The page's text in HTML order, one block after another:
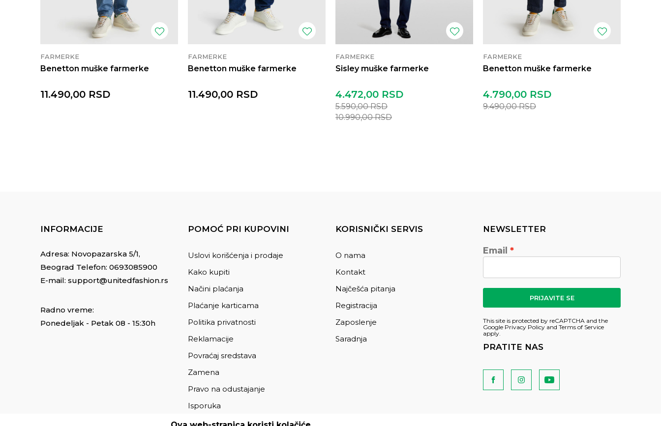
FARMERKE
Benetton muške farmerke
11.490,00 RSD
FARMERKE
Benetton muške farmerke
11.490,00 RSD
FARMERKE
Sisley muške farmerke
4.472,00 RSD
5.590,00RSD
10.990,00RSD
FARMERKE
Benetton muške farmerke
4.790,00 RSD
9.490,00RSD
INFORMACIJE
Adresa: Novopazarska 5/1,
Beograd Telefon: 0693085900
E-mail: support@unitedfashion.rs
Radno vreme:
Ponedeljak - Petak 08 - 15:30h
POMOĆ PRI KUPOVINI
Uslovi korišćenja i prodaje
Kako kupiti
Načini plaćanja
Plaćanje karticama
Politika privatnosti
Reklamacije
Povraćaj sredstava
Zamena
Pravo na odustajanje
Isporuka
KORISNIČKI SERVIS
O nama
Kontakt
Najčešća pitanja
Registracija
Zaposlenje
Saradnja
NEWSLETTER
Email
PRIJAVITE SE
This site is protected by reCAPTCHA and the
Google Privacy Policy and Terms of Service
apply.
PRATITE NAS